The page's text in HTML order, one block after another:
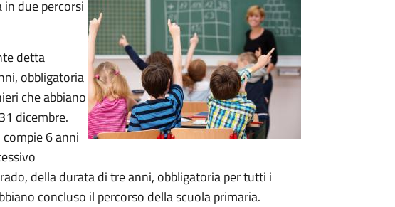
due percorsi
detta
obbligatoria
che abbiano
dicembre.
compie 6 anni
della durata di tre anni, obbligatoria per tutti i
concluso il percorso della scuola primaria.